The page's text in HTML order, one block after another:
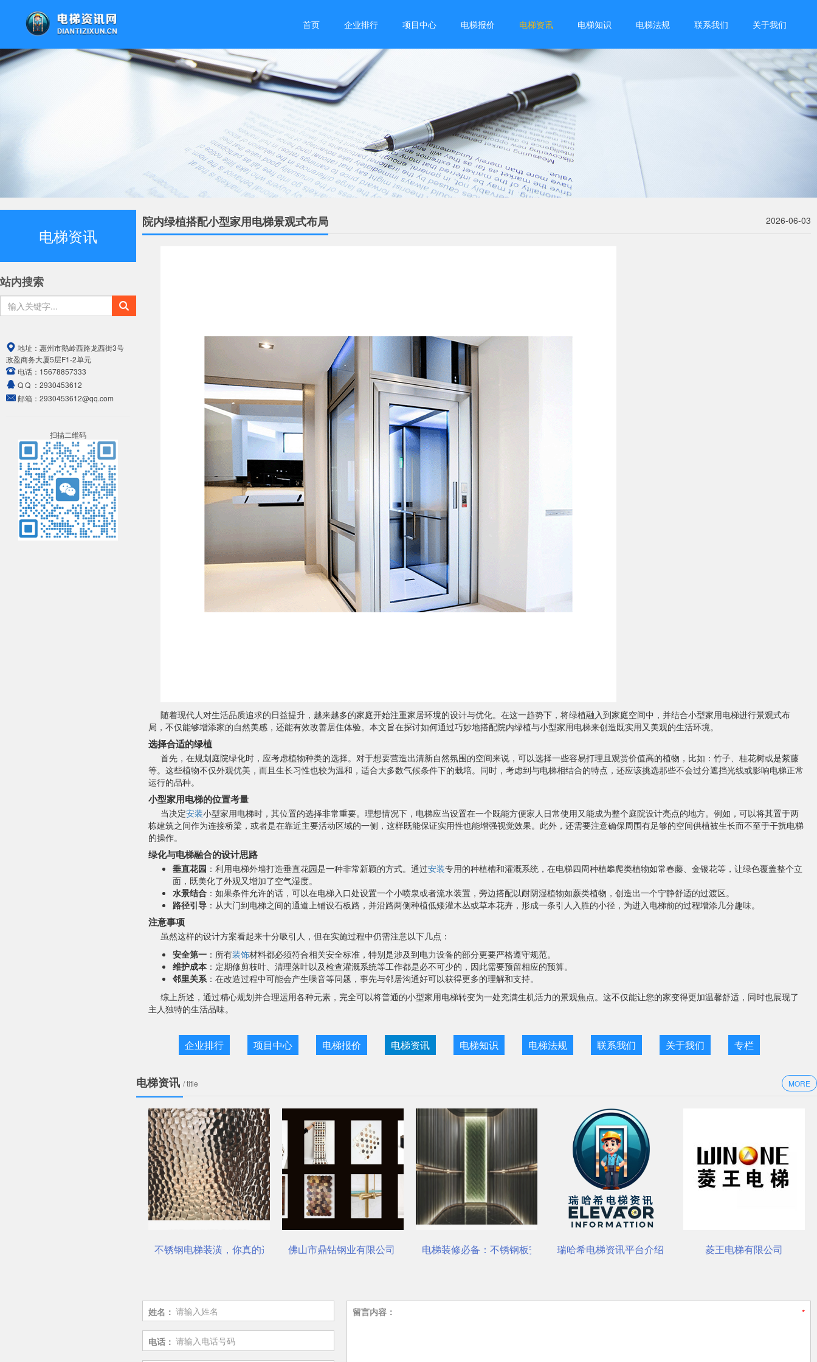
首页 企业排行 项目中心 电梯报价 电梯资讯 电梯知识 电梯法规 联系我们 关于我们
电梯资讯
站内搜索
地址： 惠州市鹅岭西路龙西街3号
政盈商务大厦5层F1-2单元
电话： 15678857333
Q Q ： 2930453612
邮箱： 2930453612@qq.com
扫描二维码
院内绿植搭配小型家用电梯景观式布局 2026-06-03
随着现代人对生活品质追求的日益提升，越来越多的家庭开始注重家居环境的设计与优化。在这一趋势下，将绿植融入到家庭空间中，并结合小型家用电梯进行景观式布
局，不仅能够增添家的自然美感，还能有效改善居住体验。本文旨在探讨如何通过巧妙地搭配院内绿植与小型家用电梯来创造既实用又美观的生活环境。
选择合适的绿植
首先，在规划庭院绿化时，应考虑植物种类的选择。对于想要营造出清新自然氛围的空间来说，可以选择一些容易打理且观赏价值高的植物，比如：竹子、桂花树或是紫藤
等。这些植物不仅外观优美，而且生长习性也较为温和，适合大多数气候条件下的栽培。同时，考虑到与电梯相结合的特点，还应该挑选那些不会过分遮挡光线或影响电梯正常
运行的品种。
小型家用电梯的位置考量
当决定安装小型家用电梯时，其位置的选择非常重要。理想情况下，电梯应当设置在一个既能方便家人日常使用又能成为整个庭院设计亮点的地方。例如，可以将其置于两
栋建筑之间作为连接桥梁，或者是在靠近主要活动区域的一侧，这样既能保证实用性也能增强视觉效果。此外，还需要注意确保周围有足够的空间供植被生长而不至于干扰电梯
的操作。
绿化与电梯融合的设计思路
垂直花园 ：利用电梯外墙打造垂直花园是一种非常新颖的方式。通过安装专用的种植槽和灌溉系统，在电梯四周种植攀爬类植物如常春藤、金银花等，让绿色覆盖整个立
面，既美化了外观又增加了空气湿度。
水景结合 ：如果条件允许的话，可以在电梯入口处设置一个小喷泉或者流水装置，旁边搭配以耐阴湿植物如蕨类植物，创造出一个宁静舒适的过渡区。
路径引导 ：从大门到电梯之间的通道上铺设石板路，并沿路两侧种植低矮灌木丛或草本花卉，形成一条引人入胜的小径，为进入电梯前的过程增添几分趣味。
注意事项
虽然这样的设计方案看起来十分吸引人，但在实施过程中仍需注意以下几点：
安全第一 ：所有装饰材料都必须符合相关安全标准，特别是涉及到电力设备的部分更要严格遵守规范。
维护成本 ：定期修剪枝叶、清理落叶以及检查灌溉系统等工作都是必不可少的，因此需要预留相应的预算。
邻里关系：在改造过程中可能会产生噪音等问题，事先与邻居沟通好可以获得更多的理解和支持。
综上所述，通过精心规划并合理运用各种元素，完全可以将普通的小型家用电梯转变为一处充满生机活力的景观焦点。这不仅能让您的家变得更加温馨舒适，同时也展现了
主人独特的生活品味。
企业排行 项目中心 电梯报价 电梯资讯 电梯知识 电梯法规 联系我们 关于我们 专栏
电梯资讯 / title MORE
不锈钢电梯装潢，你真的选对了吗？佛山市鼎钻钢业有限公司，一站式选材中心 | 电梯装饰
电梯装修必备：不锈钢板安装与养护要点瑞哈希电梯资讯平台介绍 菱王电梯有限公司
姓名：
电话：
留言内容：